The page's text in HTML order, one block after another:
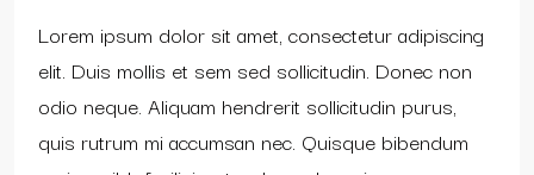
Lorem ipsum dolor sit amet, consectetur adipiscing
elit. Duis mollis et sem sed sollicitudin. Donec non
odio neque. Aliquam hendrerit sollicitudin purus,
quis rutrum mi accumsan nec. Quisque bibendum